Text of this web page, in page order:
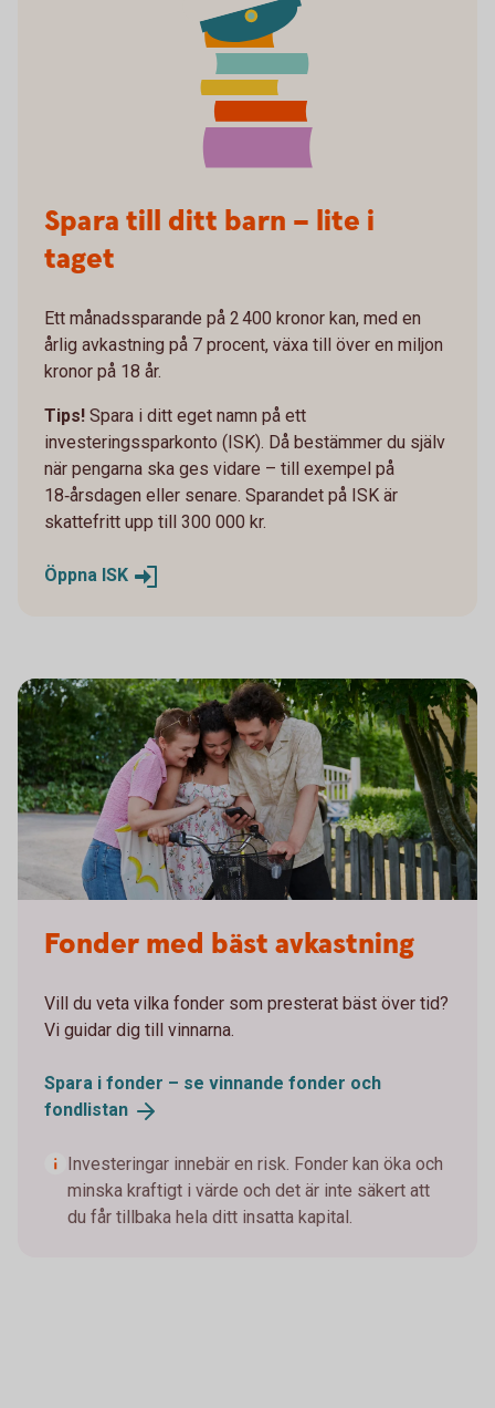
Spara till ditt barn – lite i
taget
Ett månadssparande på 2 400 kronor kan, med en
årlig avkastning på 7 procent, växa till över en miljon
kronor på 18 år.
Tips! Spara i ditt eget namn på ett
investeringssparkonto (ISK). Då bestämmer du själv
när pengarna ska ges vidare – till exempel på
18‑årsdagen eller senare. Sparandet på ISK är
skattefritt upp till 300 000 kr.
Öppna ISK
Fonder med bäst avkastning
Vill du veta vilka fonder som presterat bäst över tid?
Vi guidar dig till vinnarna.
Spara i fonder – se vinnande fonder och
fondlistan
Investeringar innebär en risk. Fonder kan öka och
minska kraftigt i värde och det är inte säkert att
du får tillbaka hela ditt insatta kapital.